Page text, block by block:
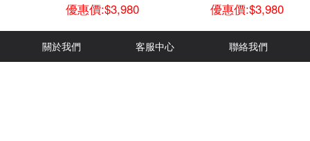
優惠價:$3,980 優惠價:$3,980
關於我們 客服中心 聯絡我們